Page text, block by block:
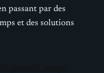
passant par des
et des solutions